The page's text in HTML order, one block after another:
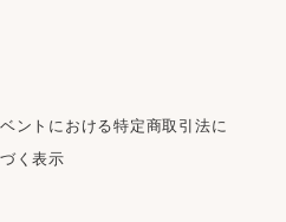
ントにおける特定商取引法に
く表示